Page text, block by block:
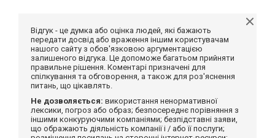
Відгук - це думка або оцінка людей, які бажають
передати досвід або враження іншим користувачам
нашого сайту з обов'язковою аргументацією
залишеного відгука. Це допоможе багатьом прийняти
правильне рішення. Коментарі призначені для
спілкування та обговорення, а також для роз'яснення
питань, що цікавлять.
Не дозволяється: використання ненормативної
лексики, погроз або образ; безпосереднє порівняння з
іншими конкуруючими компаніями; безпідставні заяви,
що ображають діяльність компанії і / або її послуги;